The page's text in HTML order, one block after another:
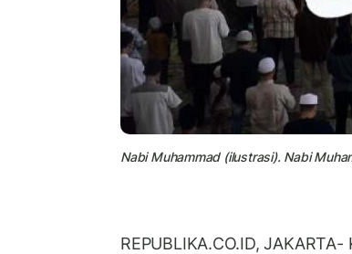
Nabi Muhammad (ilustrasi). Nabi
REPUBLIKA.CO.ID,